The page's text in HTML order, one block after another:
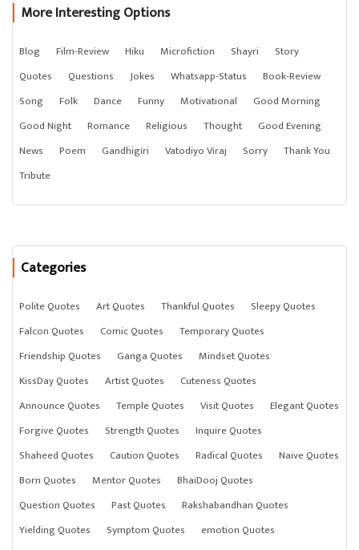
More Interesting Options
Blog Film-Review Hiku Microfiction Shayri
Story
Quotes
Questions Jokes Whatsapp-Status
Book-Review
Song
Folk Dance Funny Motivational
Good Morning
Good Night
Romance Religious Thought
Good Evening
News
Poem Gandhigiri Vatodiyo Viraj Sorry
Thank You
Tribute
Categories
Polite Quotes Art Quotes Thankful Quotes
Sleepy Quotes
Falcon Quotes
Comic Quotes
Temporary Quotes
Friendship Quotes
Ganga Quotes
Mindset Quotes
KissDay Quotes
Artist Quotes
Cuteness Quotes
Announce Quotes
Temple Quotes Visit Quotes
Elegant Quotes
Forgive Quotes
Strength Quotes
Inquire Quotes
Shaheed Quotes
Caution Quotes Radical Quotes
Naive Quotes
Born Quotes
Mentor Quotes
BhaiDooj Quotes
Question Quotes
Past Quotes
Rakshabandhan Quotes
Yielding Quotes
Symptom Quotes
emotion Quotes